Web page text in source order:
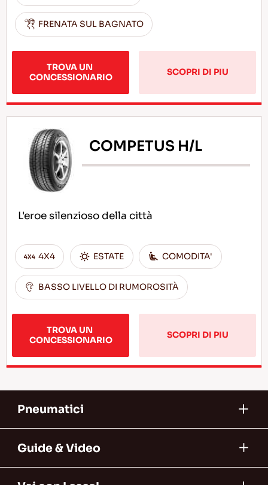
FRENATA SUL BAGNATO
TROVA UN
CONCESSIONARIO
SCOPRI DI PIU
COMPETUS H/L
L'eroe silenzioso della città
4X4 ESTATE COMODITA'
BASSO LIVELLO DI RUMOROSITÀ
TROVA UN
CONCESSIONARIO
SCOPRI DI PIU
Pneumatici
Guide & Video